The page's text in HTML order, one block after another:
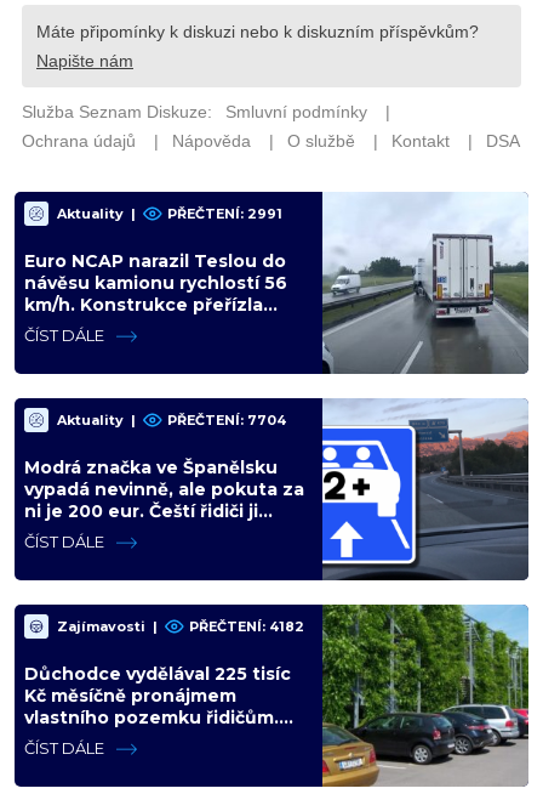
Aktuality | PŘEČTENÍ: 2991
Euro NCAP narazil Teslou do
návěsu kamionu rychlostí 56
km/h. Konstrukce přeřízla
kabinu, figurína neměla šanci
ČÍST DÁLE
Aktuality | PŘEČTENÍ: 7704
Modrá značka ve Španělsku
vypadá nevinně, ale pokuta za
ni je 200 eur. Čeští řidiči ji
zaměňují za informační ceduli
ČÍST DÁLE
Zajímavosti | PŘEČTENÍ: 4182
Důchodce vydělával 225 tisíc
Kč měsíčně pronájmem
vlastního pozemku řidičům.
Teď ho kvůli tomu čeká soud
ČÍST DÁLE